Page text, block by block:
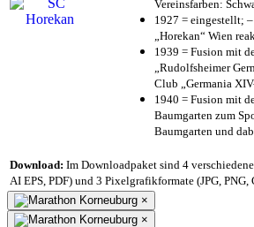
Vereinsfarben:
1927 = eingestellt;
„Horekan“ Wien
1939 = Fusion mit
„Rudolfsheimer
Club „Germania
1940 = Fusion mit
Baumgarten zum
Baumgarten und
Download: Im Downloadpaket sind 4
AI EPS, PDF) und 3 Pixelgrafikformate (JPG, PNG,
×
×